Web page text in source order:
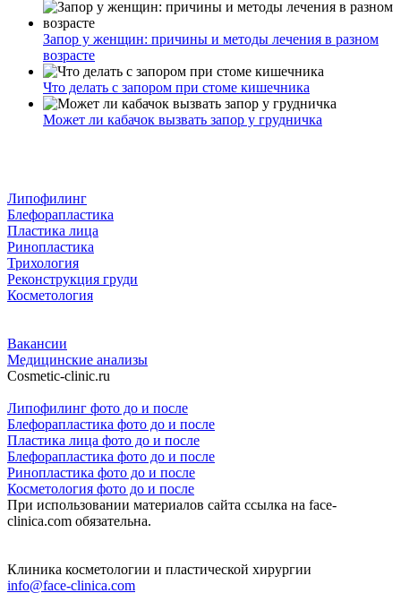
Запор у женщин: причины и методы лечения в разном
возрасте
Что делать с запором при стоме кишечника
Может ли кабачок вызвать запор у грудничка
Липофилинг
Блефорапластика
Пластика лица
Ринопластика
Трихология
Реконструкция груди
Косметология
Вакансии
Медицинские анализы
Cosmetic-clinic.ru
Липофилинг фото до и после
Блефорапластика фото до и после
Пластика лица фото до и после
Блефорапластика фото до и после
Ринопластика фото до и после
Косметология фото до и после
При использовании материалов сайта ссылка на face-
clinica.com обязательна.
Клиника косметологии и пластической хирургии
info@face-clinica.com